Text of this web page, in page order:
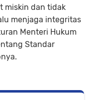
miskin dan tidak
menjaga integritas
Menteri Hukum
Standar